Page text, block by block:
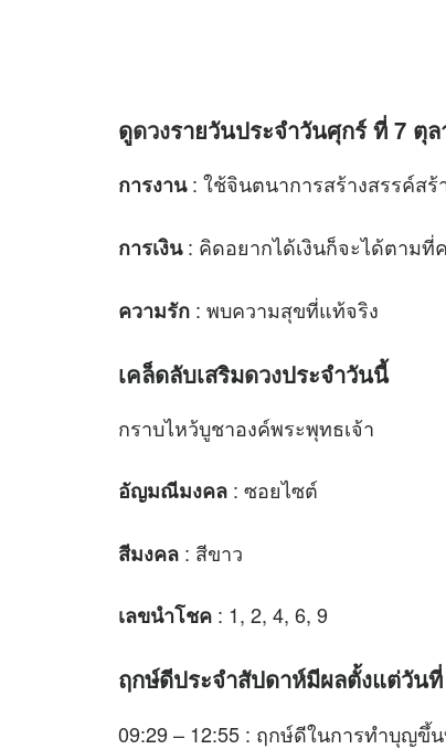
ดูดวงรายวันประจำวันศุกร์ ที่ 7 ตุ
การงาน: ใช้จินตนาการสร้างสรรค์ส
การเงิน: คิดอยากได้เงินก็จะได้ตามที่
ความรัก : พบความสุขที่แท้จริง
เคล็ดลับเสริมดวงประจำวันนี้
กราบไหว้บูชาองค์พระพุทธเจ้า
อัญมณีมงคล : ซอยไซต์
สีมงคล : สีขาว
เลขนำโชค : 1, 2, 4, 6, 9
ฤกษ์ดีประจำสัปดาห์มีผลตั้งแต่วันที่
09:29 – 12:55 : ฤกษ์ดีในการทำบุญขึ้